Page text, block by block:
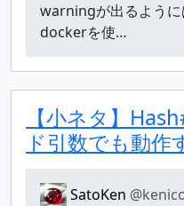
warningが出るように
dockerを使…
【小ネタ】
ド引数でも動作
SatoKen